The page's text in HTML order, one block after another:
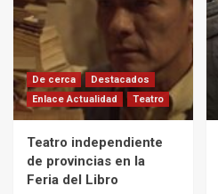
De cerca
Destacados
Enlace Actualidad
Teatro
Teatro independiente
de provincias en la
Feria del Libro